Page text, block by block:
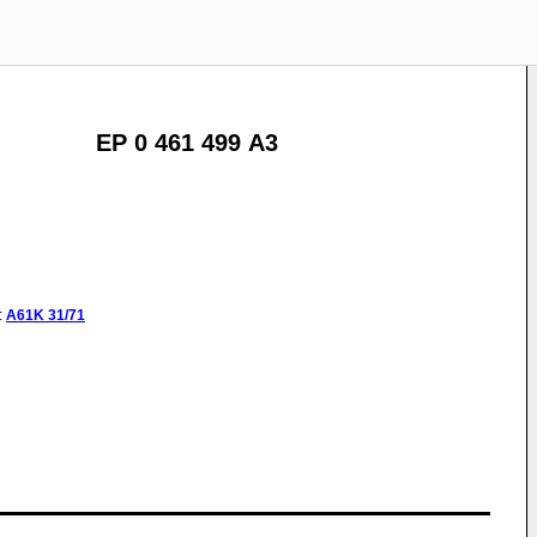
EP 0 461 499 A3
: A61K 31/71